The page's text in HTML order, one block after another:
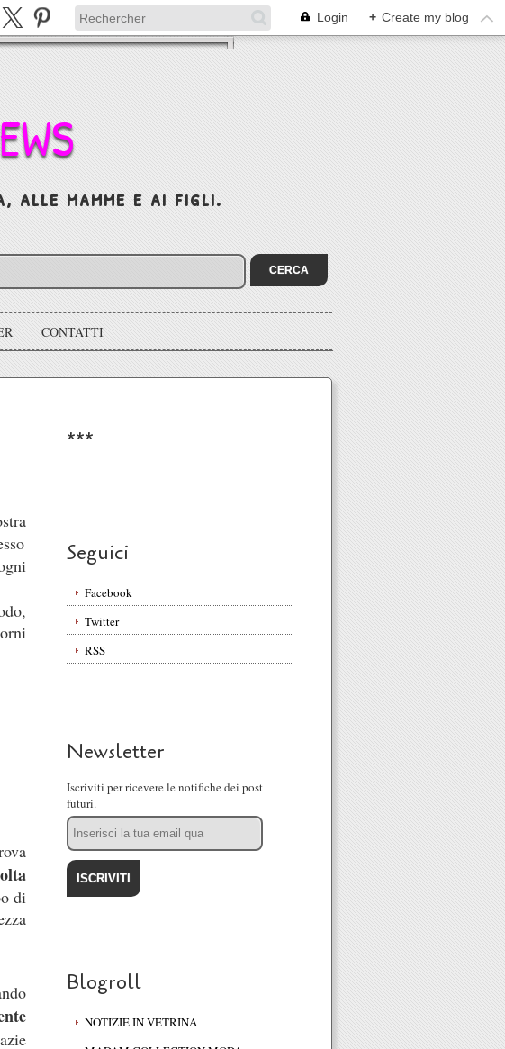
Login + Create my blog
mamme e ai figli.
CONTATTI
di
***
Seguici
Facebook
Twitter
RSS
Newsletter
Iscriviti per ricevere le notifiche dei post
futuri.
Email
Blogroll
NOTIZIE IN VETRINA